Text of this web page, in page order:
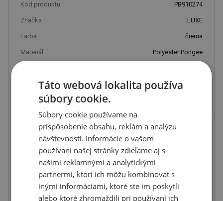
Kód produktu PB910274
Značka LUXE
Farba čierna
Materiál Polyester Pongee
Šírka v palcoch
Rozmery
ks
Množstevné zľavy
od
10 ks
od
20 ks
od
50 ks
Táto webová lokalita používa
súbory cookie.
Súbory cookie používame na
prispôsobenie obsahu, reklám a analýzu
návštevnosti. Informácie o vašom
používaní našej stránky zdieľame aj s
našimi reklamnými a analytickými
partnermi, ktorí ich môžu kombinovať s
inými informáciami, ktoré ste im poskytli
alebo ktoré zhromaždili pri používaní ich